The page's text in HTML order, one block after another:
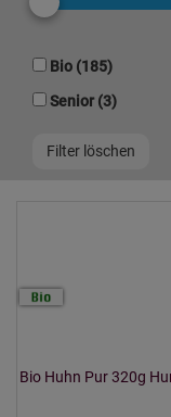
Bio (185)
Senior (3)
Bio Huhn Pur 320g